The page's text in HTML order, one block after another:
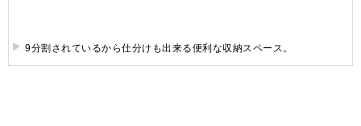
9分割されているから仕分けも出来る便利な収納スペース。